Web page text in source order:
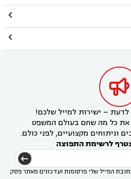



– ישירות למייל שלכם!
את כל מה שחם בעולם המשפט
וניתוחים מקצועיים, לפני כולם.
לרשימת התפוצה
המייל שלי פרסומות ועדכונים מאתר פסק